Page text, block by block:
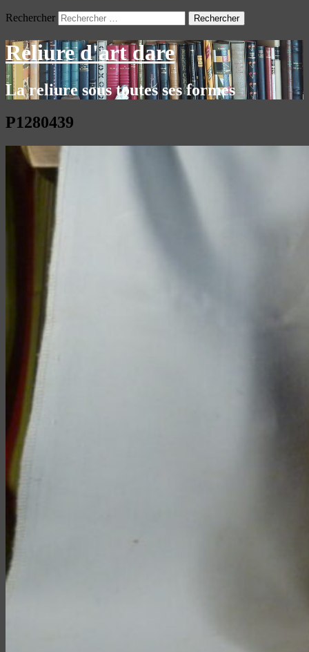
Rechercher
Reliure d'art dare
La reliure sous toutes ses formes
P1280439